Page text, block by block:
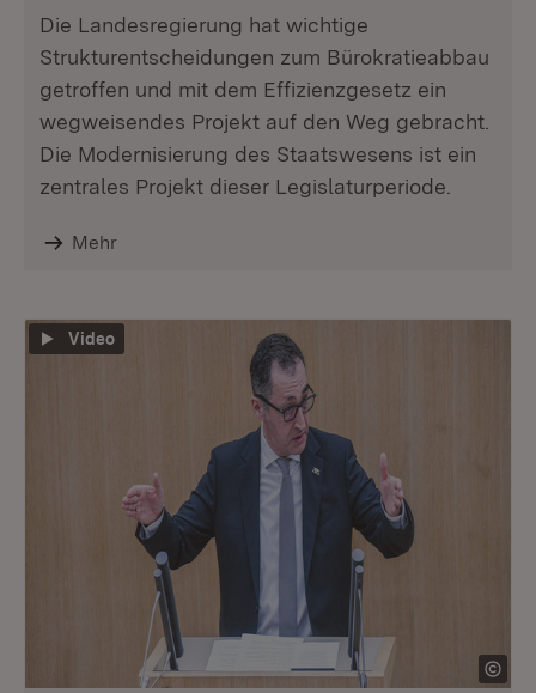
Die Landesregierung hat wichtige
Strukturentscheidungen zum Bürokratieabbau
getroffen und mit dem Effizienzgesetz ein
wegweisendes Projekt auf den Weg gebracht.
Die Modernisierung des Staatswesens ist ein
zentrales Projekt dieser Legislaturperiode.
Mehr
Video